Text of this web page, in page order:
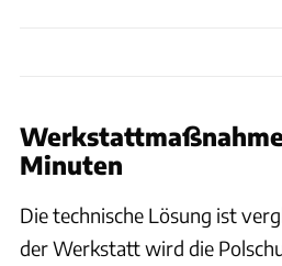
Minuten
Die technische Lösung ist
der Werkstatt wird die